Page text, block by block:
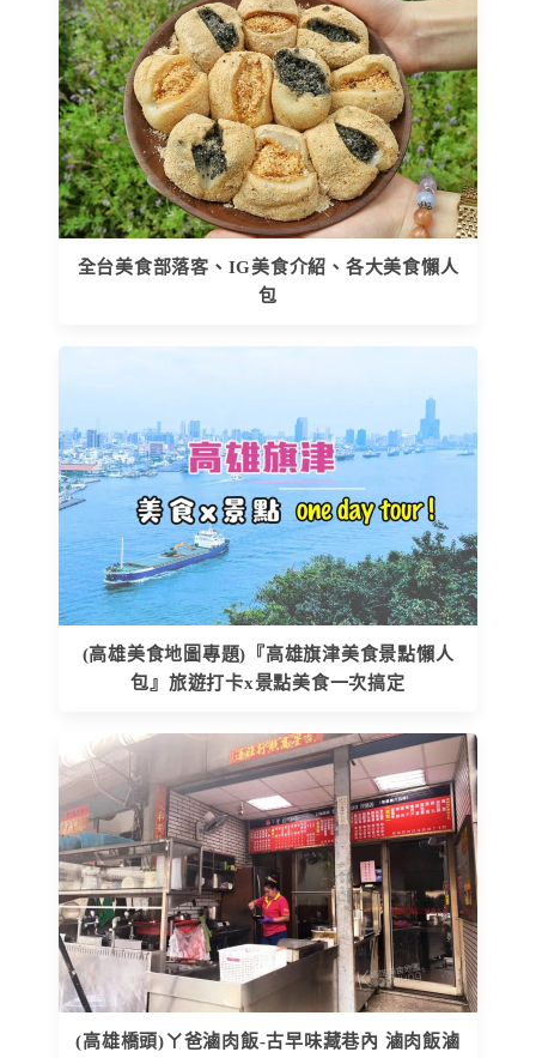
全台美食部落客、IG美食介紹、各大美食懶人
包
(高雄美食地圖專題)『高雄旗津美食景點懶人
包』旅遊打卡x景點美食一次搞定
(高雄橋頭)ㄚ爸滷肉飯-古早味藏巷內 滷肉飯滷